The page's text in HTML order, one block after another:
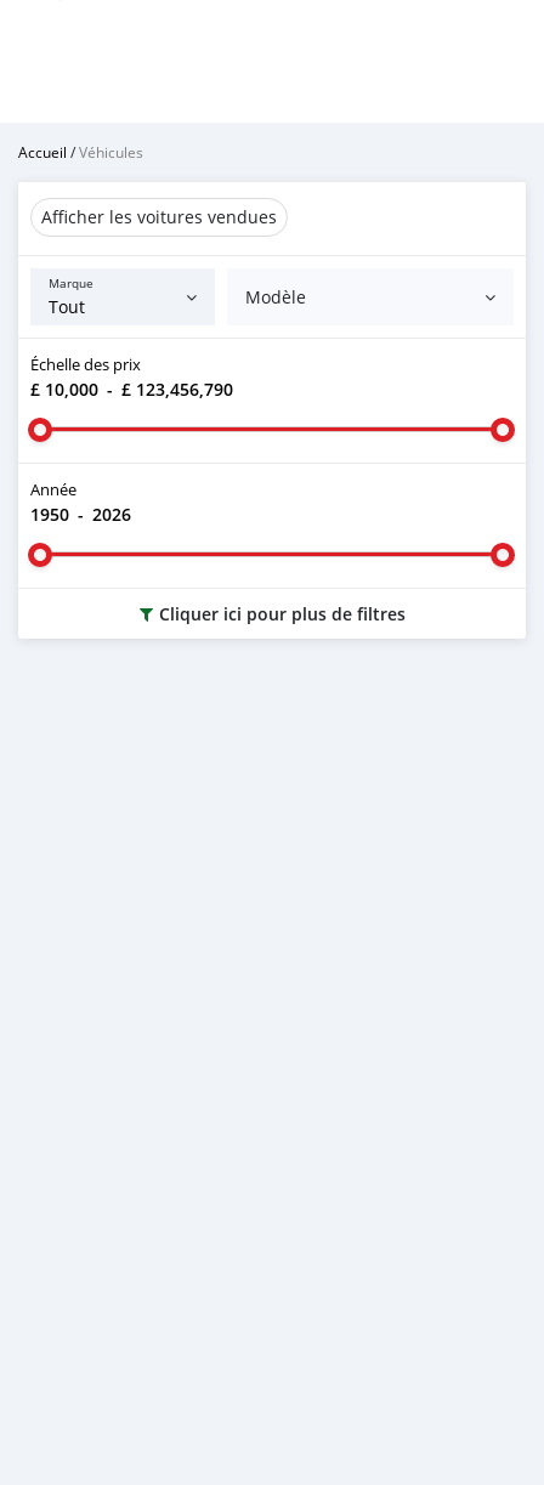
Accueil /Véhicules
Afficher les voitures vendues
Marque
Modèle
Échelle des prix
£ 10,000 - £ 123,456,790
Année
1950 - 2026
Cliquer ici pour plus de filtres